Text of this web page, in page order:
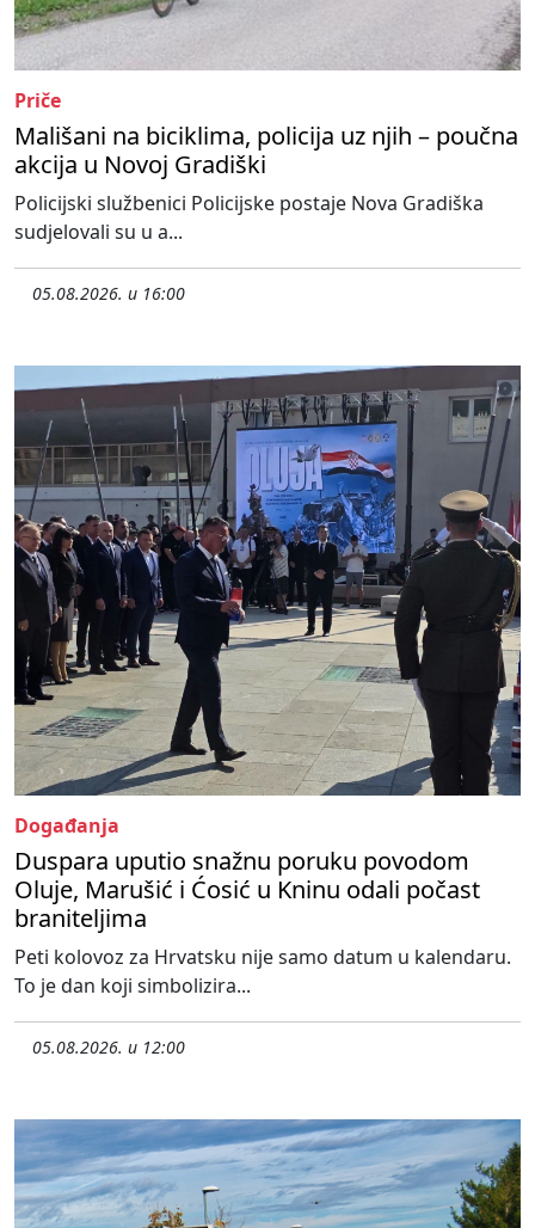
Priče
Mališani na biciklima, policija uz njih – poučna
akcija u Novoj Gradiški
Policijski službenici Policijske postaje Nova Gradiška
sudjelovali su u a...
05.08.2026. u 16:00
Događanja
Duspara uputio snažnu poruku povodom
Oluje, Marušić i Ćosić u Kninu odali počast
braniteljima
Peti kolovoz za Hrvatsku nije samo datum u kalendaru.
To je dan koji simbolizira...
05.08.2026. u 12:00